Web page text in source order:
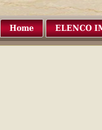
Home ELENCO